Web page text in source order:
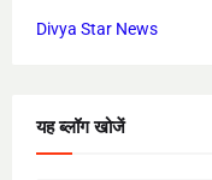
Divya Star News
यह ब्लॉग खोजें